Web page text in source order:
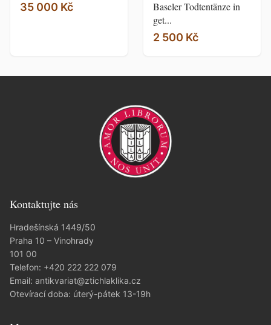
35 000 Kč
Baseler Todtentänze in
get...
2 500 Kč
Kontaktujte nás
Hradešínská 1449/50
Praha 10 – Vinohrady
101 00
Telefon: +420 222 222 079
Email: antikvariat@ztichlaklika.cz
Otevírací doba: úterý-pátek 13-19h